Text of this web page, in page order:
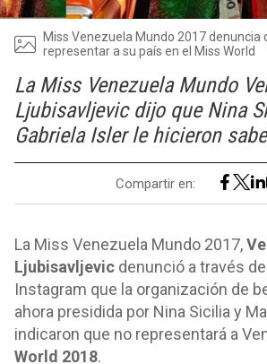
Miss Venezuela Mundo 2017 denuncia
representar a su país en el Miss World
La Miss Venezuela Mundo
Ljubisavljevic dijo que Nina
Gabriela Isler le hicieron
Compartir en:
La Miss Venezuela Mundo 2017,
Ljubisavljevic denunció a través
Instagram que la organización de
ahora presidida por Nina Sicilia y
indicaron que no representará a
World 2018.